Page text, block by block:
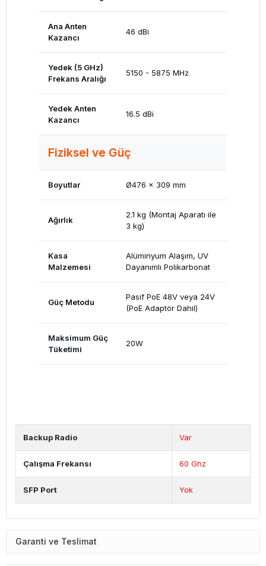
Ana Anten
Kazancı
46 dBi
Yedek (5 GHz)
Frekans Aralığı
5150 - 5875 MHz
Yedek Anten
Kazancı
16.5 dBi
Fiziksel ve Güç
Boyutlar Ø476 x 309 mm
Ağırlık
2.1 kg (Montaj Aparatı ile
3 kg)
Kasa
Malzemesi
Alüminyum Alaşım, UV
Dayanımlı Polikarbonat
Güç Metodu
Pasif PoE 48V veya 24V
(PoE Adaptör Dahil)
Maksimum Güç
Tüketimi
20W
Backup Radio Var
Çalışma Frekansı 60 Ghz
SFP Port Yok
Garanti ve Teslimat